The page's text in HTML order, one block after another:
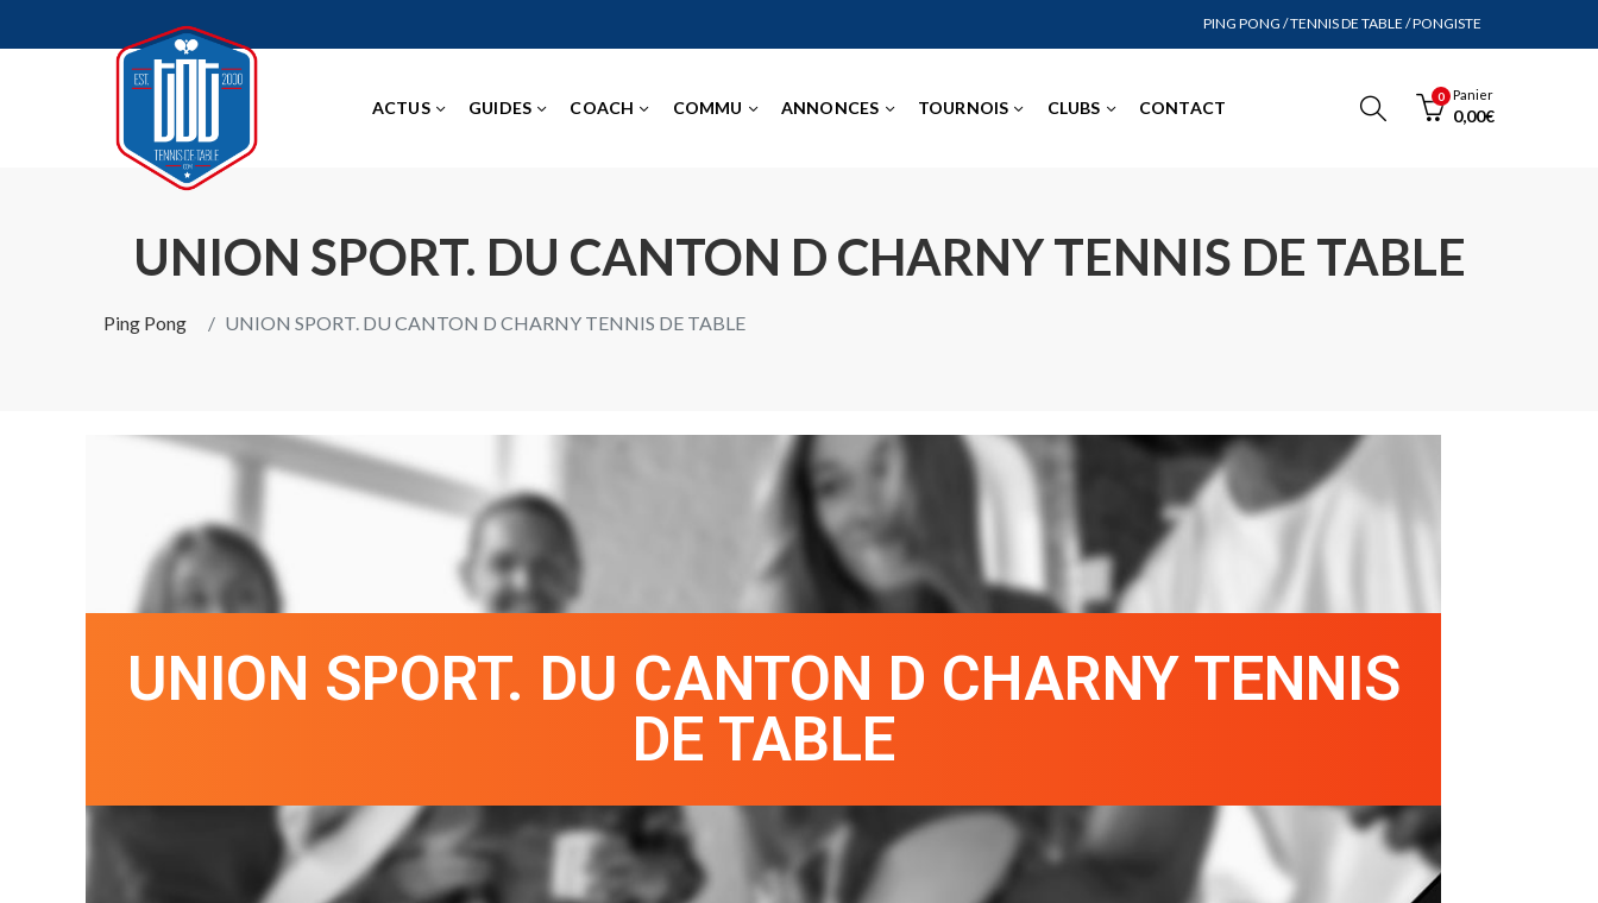
PING PONG / TENNIS DE TABLE / PONGISTE
ACTUS GUIDES COACH COMMU ANNONCES TOURNOIS CLUBS CONTACT
0 Panier
0,00€
UNION SPORT. DU CANTON D CHARNY TENNIS DE TABLE
Ping Pong UNION SPORT. DU CANTON D CHARNY TENNIS DE TABLE
UNION SPORT. DU CANTON D CHARNY TENNIS
DE TABLE